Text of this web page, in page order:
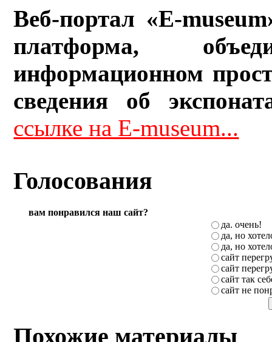
Веб-портал «E-
платформа,
информационном
сведения об
ссылке на E-museum...
Голосования
вам понравился наш сайт?
да. очень!
да, но
да, но
сайт
сайт
сайт так
сайт не
Похожие материалы